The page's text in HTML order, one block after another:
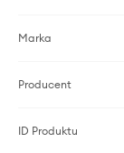
Marka
Producent
ID Produktu